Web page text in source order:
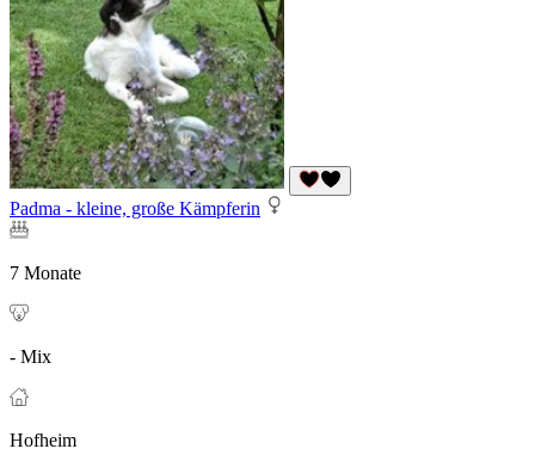
Padma - kleine, große Kämpferin
7 Monate
- Mix
Hofheim